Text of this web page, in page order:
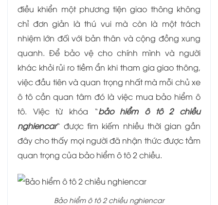
điều khiển một phương tiện giao thông không
chỉ đơn giản là thú vui mà còn là một trách
nhiệm lớn đối với bản thân và cộng đồng xung
quanh. Để bảo vệ cho chính mình và người
khác khỏi rủi ro tiềm ẩn khi tham gia giao thông,
việc đầu tiên và quan trọng nhất mà mỗi chủ xe
ô tô cần quan tâm đó là việc mua bảo hiểm ô
tô. Việc từ khóa “bảo hiểm ô tô 2 chiều
nghiencar“ được tìm kiếm nhiều thời gian gần
đây cho thấy mọi người đã nhận thức được tầm
quan trọng của bảo hiểm ô tô 2 chiều.
Bảo hiểm ô tô 2 chiều nghiencar